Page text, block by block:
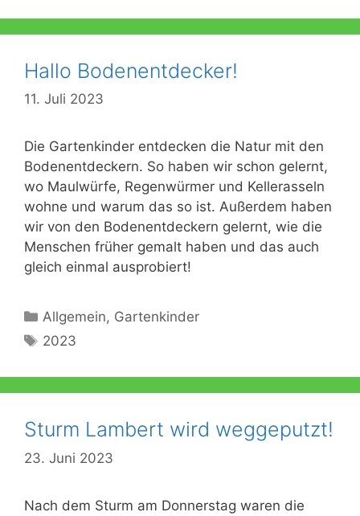
Hallo Bodenentdecker!
11. Juli 2023
Die Gartenkinder entdecken die Natur mit den
Bodenentdeckern. So haben wir schon gelernt,
wo Maulwürfe, Regenwürmer und Kellerasseln
wohne und warum das so ist. Außerdem haben
wir von den Bodenentdeckern gelernt, wie die
Menschen früher gemalt haben und das auch
gleich einmal ausprobiert!
Kategorien
Allgemein, Gartenkinder
Schlagwörter
2023
Sturm Lambert wird weggeputzt!
23. Juni 2023
Nach dem Sturm am Donnerstag waren die